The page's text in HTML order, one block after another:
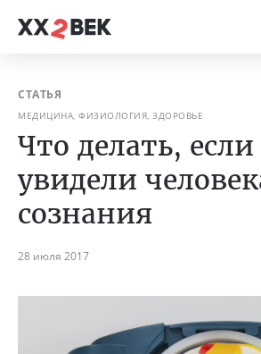
СТАТЬЯ
МЕДИЦИНА, ФИЗИОЛОГИЯ, ЗДОРОВЬЕ
Что делать,
увидели
сознания
28 июля 2017